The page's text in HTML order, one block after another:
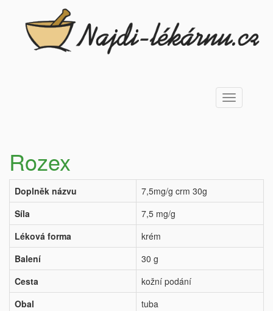
Toggle
navigation
Rozex
Doplněk názvu
7,5mg/g crm 30g
Síla
7,5 mg/g
Léková forma
krém
Balení
30 g
Cesta
kožní podání
Obal
tuba